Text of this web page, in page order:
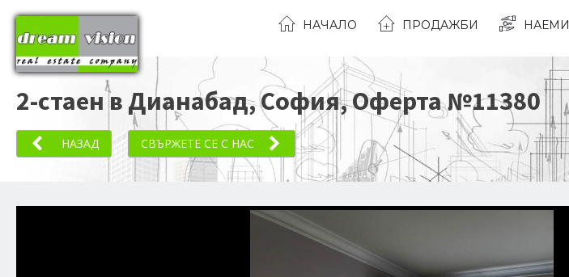
НАЧАЛО ПРОДАЖБИ НАЕМИ
2-стаен в Дианабад, София, Оферта №11380
НАЗАД СВЪРЖЕТЕ СЕ С НАС